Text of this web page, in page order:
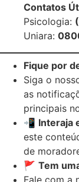
Contatos
Psicologia:
Uniara:
Fique por
Siga o
as
principais
📲 Interaja
este
de
🚩 Tem
Fale com a